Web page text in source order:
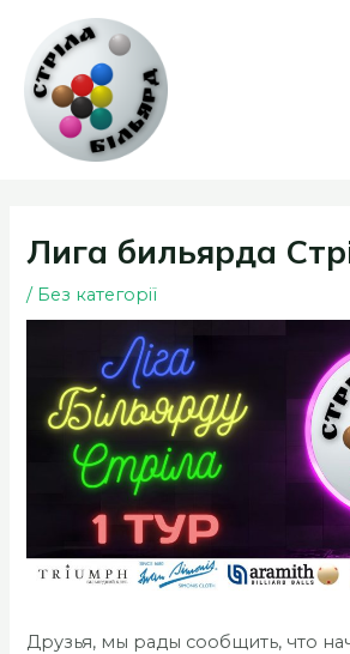
содержимому
Лига бильярда
/ Без категорії
Друзья, мы рады сообщить, что